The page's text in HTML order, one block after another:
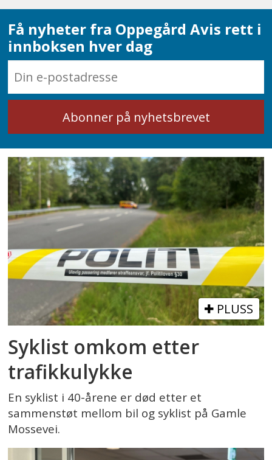
Få nyheter fra Oppegård Avis rett i
innboksen hver dag
PLUSS
Syklist omkom etter
trafikkulykke
En syklist i 40-årene er død etter et
sammenstøt mellom bil og syklist på Gamle
Mossevei.